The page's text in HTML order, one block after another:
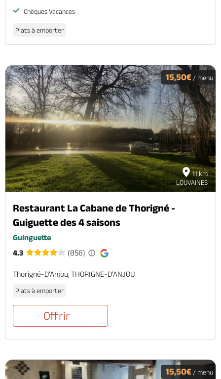
Chèques Vacances
Plats à emporter
11 km
LOUVAINES
15,50€ / menu
Restaurant La Cabane de Thorigné -
Guiguette des 4 saisons
Guinguette
4.3
(856)
Thorigné-D'Anjou, THORIGNE-D'ANJOU
Plats à emporter
Offrir
15,50€ / menu